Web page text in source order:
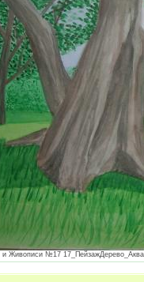
и Живописи №17